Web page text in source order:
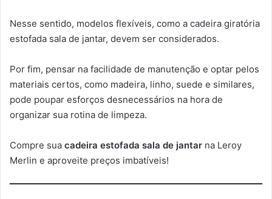
Nesse sentido, modelos flexíveis, como a cadeira giratória
estofada sala de jantar, devem ser considerados.
Por fim, pensar na facilidade de manutenção e optar pelos
materiais certos, como madeira, linho, suede e similares,
pode poupar esforços desnecessários na hora de
organizar sua rotina de limpeza.
Compre sua cadeira estofada sala de jantar na Leroy
Merlin e aproveite preços imbatíveis!